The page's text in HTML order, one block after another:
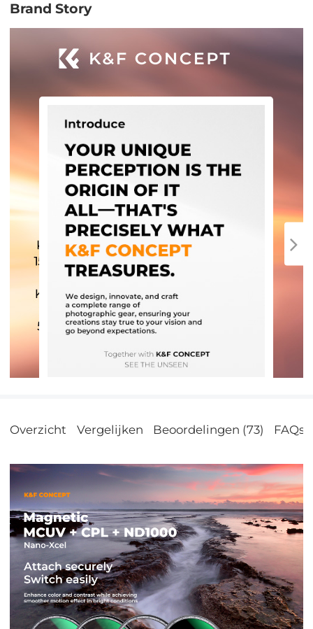
Brand Story
Overzicht Vergelijken Beoordelingen (73) FAQs